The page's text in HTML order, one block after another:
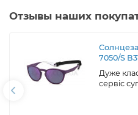
Отзывы наших
7050/S
Дуже
сервіс